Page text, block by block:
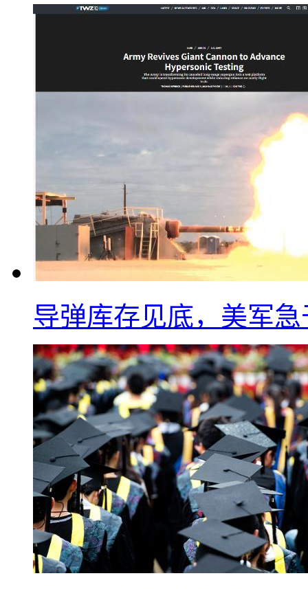
导弹库存见底，美军